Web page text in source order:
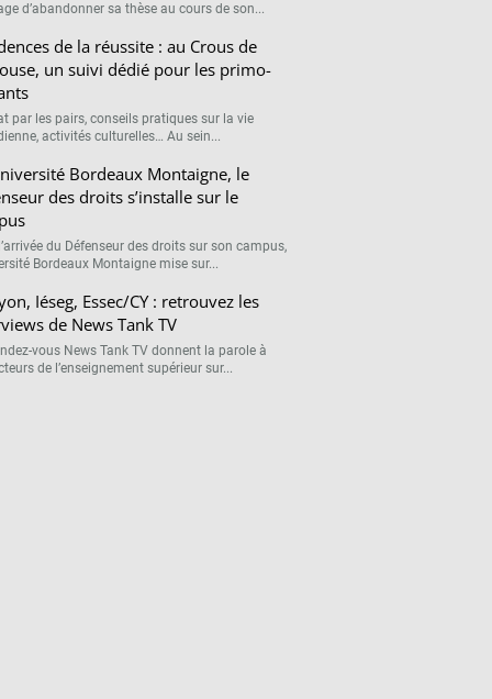
d’abandonner sa thèse au cours de son...
de la réussite : au Crous de
un suivi dédié pour les primo-
par les pairs, conseils pratiques sur la vie
activités culturelles… Au sein...
Bordeaux Montaigne, le
des droits s’installe sur le
du Défenseur des droits sur son campus,
Bordeaux Montaigne mise sur...
Iéseg, Essec/CY : retrouvez les
de News Tank TV
vous News Tank TV donnent la parole à
de l’enseignement supérieur sur...